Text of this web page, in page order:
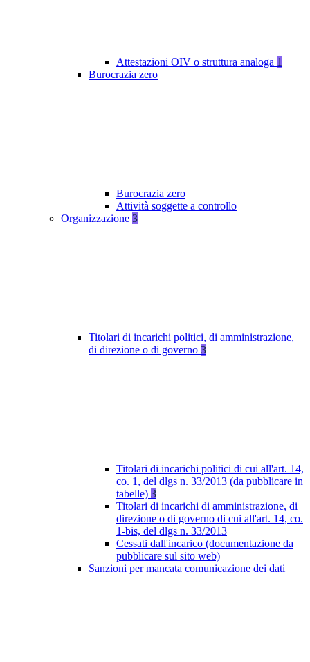
Attestazioni OIV o struttura analoga 1
Burocrazia zero
Burocrazia zero
Attività soggette a controllo
Organizzazione 3
Titolari di incarichi politici, di amministrazione,
di direzione o di governo 3
Titolari di incarichi politici di cui all'art. 14,
co. 1, del dlgs n. 33/2013 (da pubblicare in
tabelle) 3
Titolari di incarichi di amministrazione, di
direzione o di governo di cui all'art. 14, co.
1-bis, del dlgs n. 33/2013
Cessati dall'incarico (documentazione da
pubblicare sul sito web)
Sanzioni per mancata comunicazione dei dati